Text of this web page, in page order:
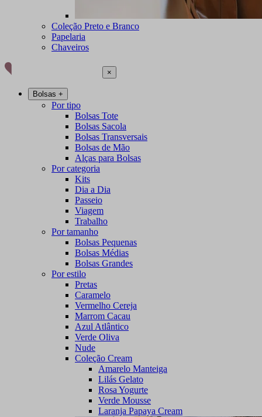
Coleção Preto e Branco
Papelaria
Chaveiros
×
Bolsas +
Por tipo
Bolsas Tote
Bolsas Sacola
Bolsas Transversais
Bolsas de Mão
Alças para Bolsas
Por categoria
Kits
Dia a Dia
Passeio
Viagem
Trabalho
Por tamanho
Bolsas Pequenas
Bolsas Médias
Bolsas Grandes
Por estilo
Pretas
Caramelo
Vermelho Cereja
Marrom Cacau
Azul Atlântico
Verde Oliva
Nude
Coleção Cream
Amarelo Manteiga
Lilás Gelato
Rosa Yogurte
Verde Mousse
Laranja Papaya Cream